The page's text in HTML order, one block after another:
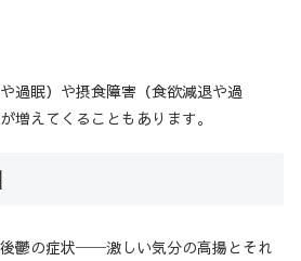
過眠）や摂食障害（食欲減退や過
増えてくることもあります。
鬱の症状──激しい気分の高揚とそれ